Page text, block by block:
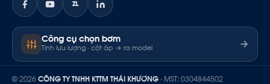
ZL
Công cụ chọn bơm
Tính lưu lượng · cột áp → ra model
© 2026 CÔNG TY TNHH KTTM THÁI KHƯƠNG · MST: 0304844502